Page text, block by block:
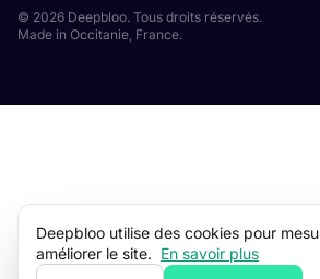
© 2026 Deepbloo. Tous droits réservés.
Made in Occitanie, France.
Deepbloo utilise des cookies pour
améliorer le site. En savoir plus